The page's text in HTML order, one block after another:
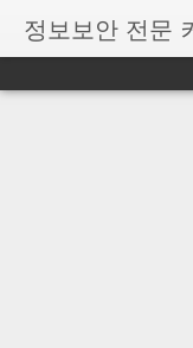
정보보안 전문